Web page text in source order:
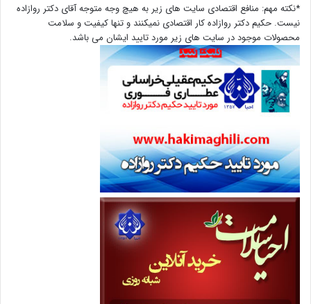
*نکته مهم: منافع اقتصادی سایت های زیر به هیچ وجه متوجه آقای دکتر روازاده
نیست. حکیم دکتر روازاده کار اقتصادی نمیکنند و تنها کیفیت و سلامت
محصولات موجود در سایت های زیر مورد تایید ایشان می باشد.